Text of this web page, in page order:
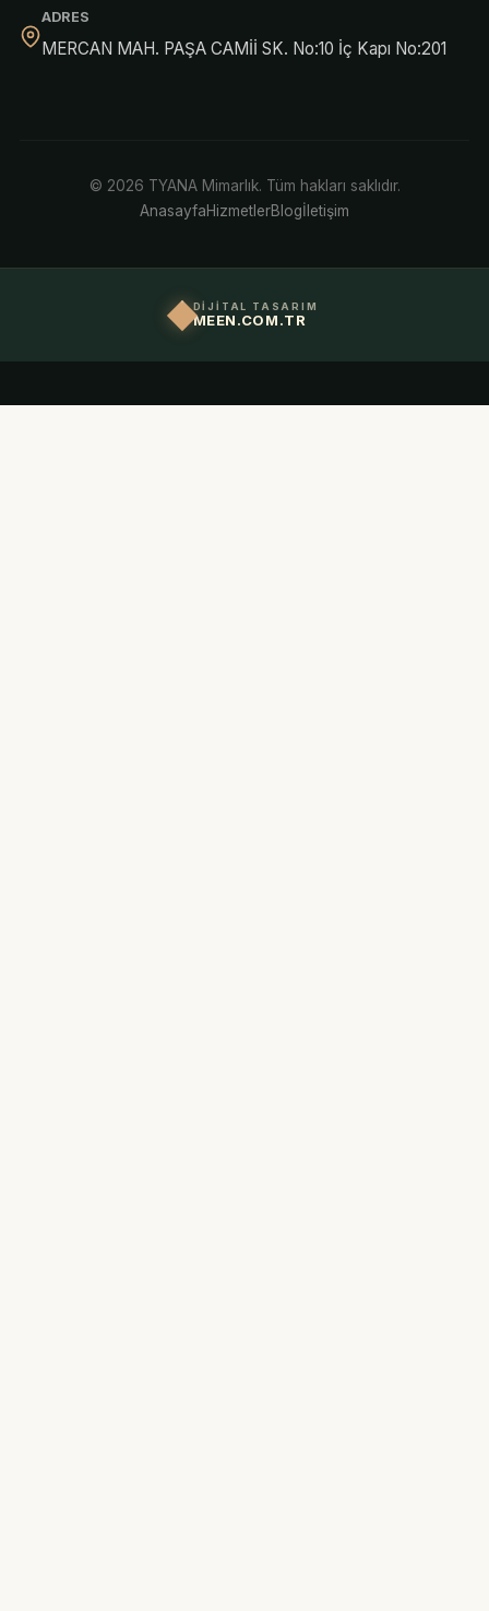
ADRES
MERCAN MAH. PAŞA CAMİİ SK. No:10 İç Kapı No:201
© 2026 TYANA Mimarlık. Tüm hakları saklıdır.
AnasayfaHizmetlerBlogİletişim
DİJİTAL TASARIM
MEEN.COM.TR